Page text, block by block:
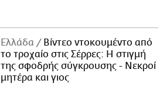
Ελλάδα
Βίντεο ντοκουμέντο από
το τροχαίο στις Σέρρες: Η στιγμή
της σφοδρής σύγκρουσης - Νεκροί
μητέρα και γιος